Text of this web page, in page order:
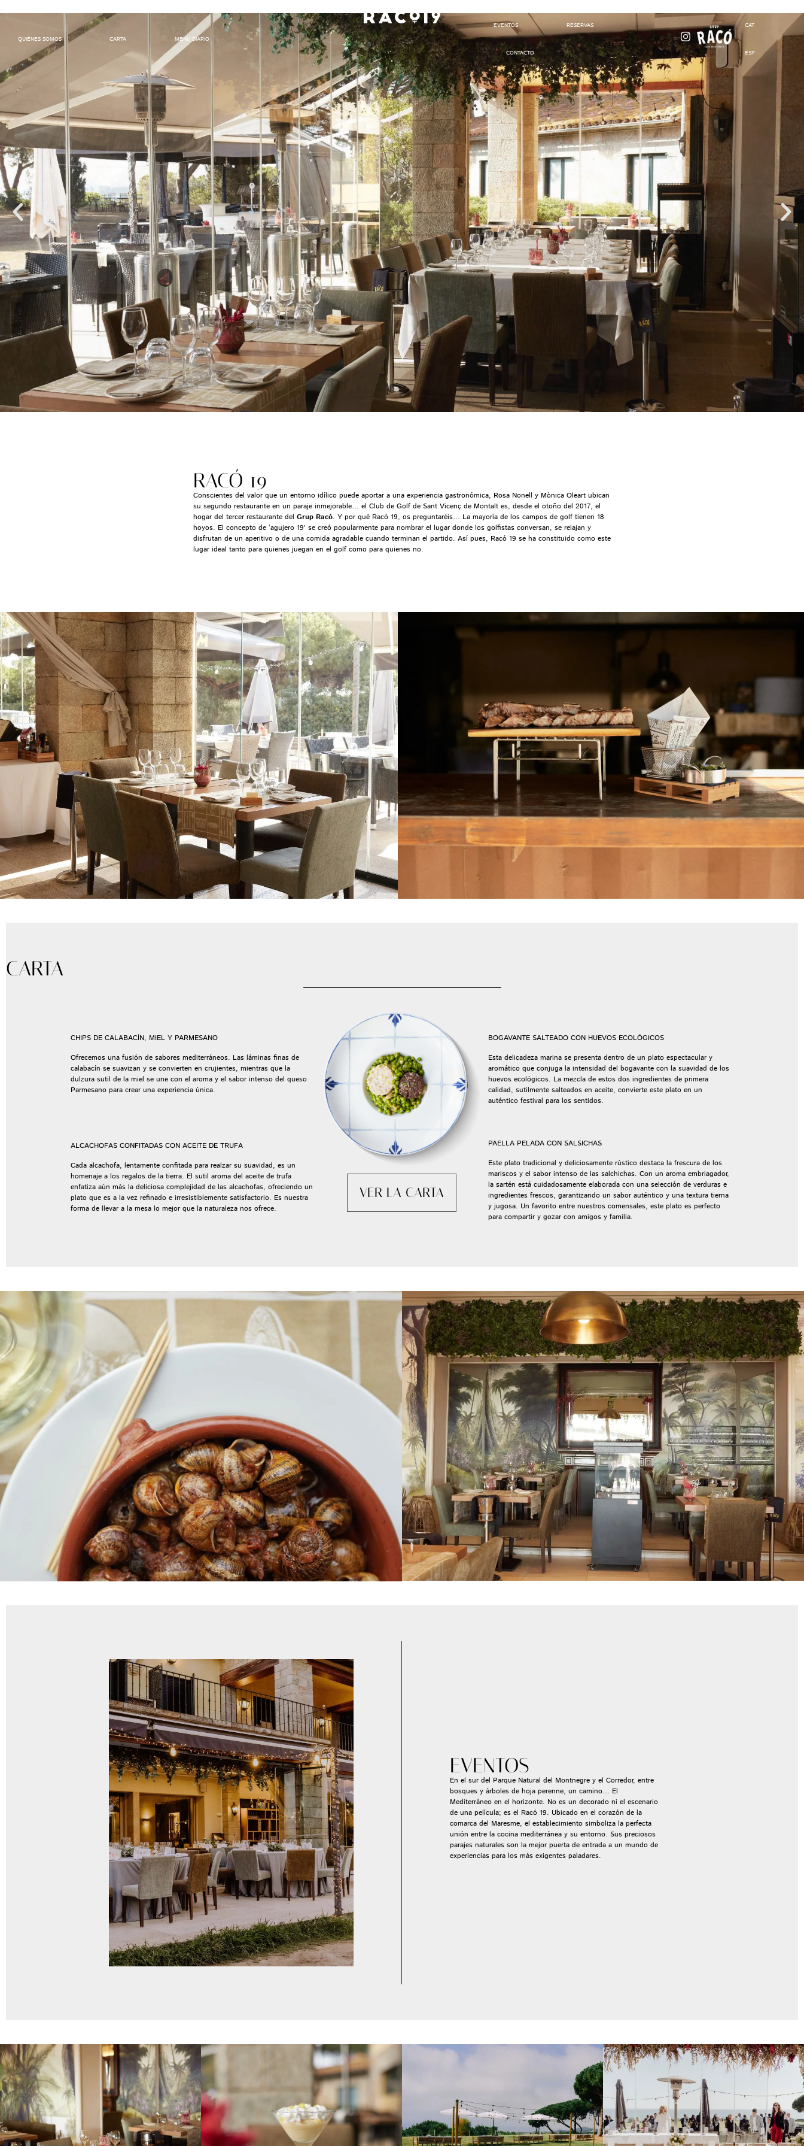
QUIÉNES SOMOS CARTA MENÚ DIARIO
EVENTOS RESERVAS
CONTACTO
CAT
ESP
RACÓ 19
Conscientes del valor que un entorno idílico puede aportar a una experiencia gastronómica, Rosa Nonell y Mònica Oleart ubican
su segundo restaurante en un paraje inmejorable… el Club de Golf de Sant Vicenç de Montalt es, desde el otoño del 2017, el
hogar del tercer restaurante del Grup Racó. Y por qué Racó 19, os preguntaréis… La mayoría de los campos de golf tienen 18
hoyos. El concepto de ‘agujero 19’ se creó popularmente para nombrar el lugar donde los golfistas conversan, se relajan y
disfrutan de un aperitivo o de una comida agradable cuando terminan el partido. Así pues, Racó 19 se ha constituido como este
lugar ideal tanto para quienes juegan en el golf como para quienes no.
CARTA
CHIPS DE CALABACÍN, MIEL Y PARMESANO
Ofrecemos una fusión de sabores mediterráneos. Las láminas finas de
calabacín se suavizan y se convierten en crujientes, mientras que la
dulzura sutil de la miel se une con el aroma y el sabor intenso del queso
Parmesano para crear una experiencia única.
ALCACHOFAS CONFITADAS CON ACEITE DE TRUFA
Cada alcachofa, lentamente confitada para realzar su suavidad, es un
homenaje a los regalos de la tierra. El sutil aroma del aceite de trufa
enfatiza aún más la deliciosa complejidad de las alcachofas, ofreciendo un
plato que es a la vez refinado e irresistiblemente satisfactorio. Es nuestra
forma de llevar a la mesa lo mejor que la naturaleza nos ofrece.
VER LA CARTA
BOGAVANTE SALTEADO CON HUEVOS ECOLÓGICOS
Esta delicadeza marina se presenta dentro de un plato espectacular y
aromático que conjuga la intensidad del bogavante con la suavidad de los
huevos ecológicos. La mezcla de estos dos ingredientes de primera
calidad, sutilmente salteados en aceite, convierte este plato en un
auténtico festival para los sentidos.
PAELLA PELADA CON SALSICHAS
Este plato tradicional y deliciosamente rústico destaca la frescura de los
mariscos y el sabor intenso de las salchichas. Con un aroma embriagador,
la sartén está cuidadosamente elaborada con una selección de verduras e
ingredientes frescos, garantizando un sabor auténtico y una textura tierna
y jugosa. Un favorito entre nuestros comensales, este plato es perfecto
para compartir y gozar con amigos y familia.
EVENTOS
En el sur del Parque Natural del Montnegre y el Corredor, entre
bosques y árboles de hoja perenne, un camino… El
Mediterráneo en el horizonte. No es un decorado ni el escenario
de una película; es el Racó 19. Ubicado en el corazón de la
comarca del Maresme, el establecimiento simboliza la perfecta
unión entre la cocina mediterránea y su entorno. Sus preciosos
parajes naturales son la mejor puerta de entrada a un mundo de
experiencias para los más exigentes paladares.